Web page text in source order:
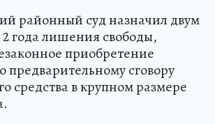
районный суд назначил двум
года лишения свободы,
приобретение
предварительному сговору
средства в крупном размере